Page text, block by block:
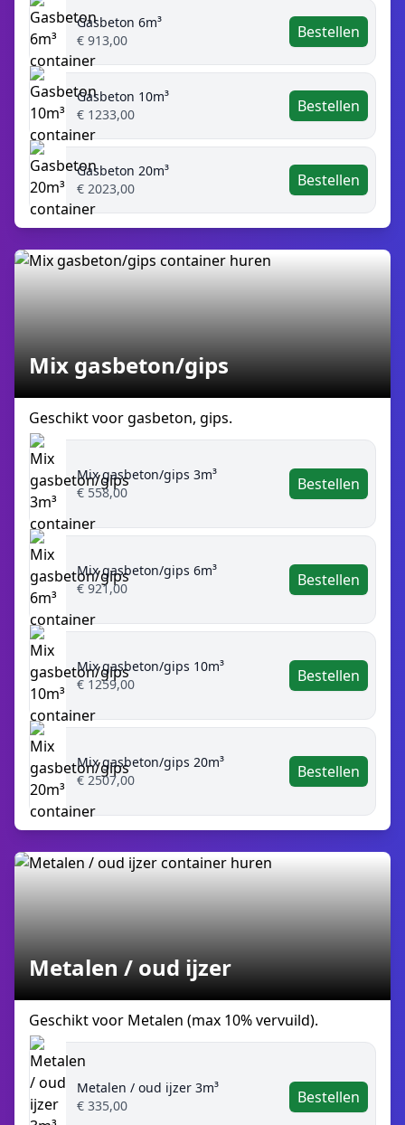
Gasbeton 6m³
€ 913,00
Bestellen
Gasbeton 10m³
€ 1233,00
Bestellen
Gasbeton 20m³
€ 2023,00
Bestellen
Mix gasbeton/gips
Geschikt voor gasbeton, gips.
Mix gasbeton/gips 3m³
€ 558,00
Bestellen
Mix gasbeton/gips 6m³
€ 921,00
Bestellen
Mix gasbeton/gips 10m³
€ 1259,00
Bestellen
Mix gasbeton/gips 20m³
€ 2507,00
Bestellen
Metalen / oud ijzer
Geschikt voor Metalen (max 10% vervuild).
Metalen / oud ijzer 3m³
€ 335,00
Bestellen